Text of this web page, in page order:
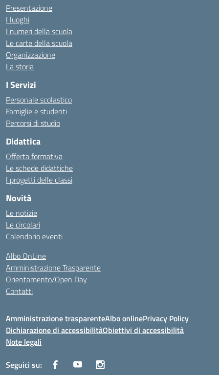
Presentazione
I luoghi
I numeri della scuola
Le carte della scuola
Organizzazione
La storia
I Servizi
Personale scolastico
Famiglie e studenti
Percorsi di studio
Didattica
Offerta formativa
Le schede didattiche
I progetti delle classi
Novità
Le notizie
Le circolari
Calendario eventi
Albo OnLine
Amministrazione Trasparente
Orientamento/Open Day
Contatti
Amministrazione trasparenteAlbo onlinePrivacy Policy
Dichiarazione di accessibilitàObiettivi di accessibilità
Note legali
Seguici su: